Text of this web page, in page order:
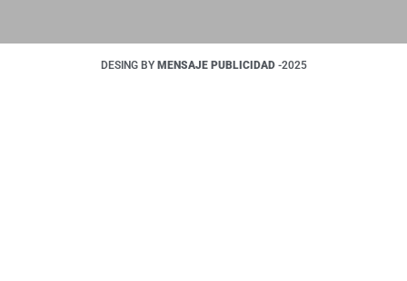
DESING BY MENSAJE PUBLICIDAD -2025